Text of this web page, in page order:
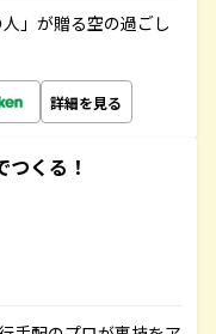
」が贈る空の過ごし
詳細を見る
くる！